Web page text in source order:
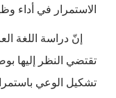
الاستمرار في أداء
إنّ دراسة اللغة
تقتضي النظر إليها
تشكيل الوعي